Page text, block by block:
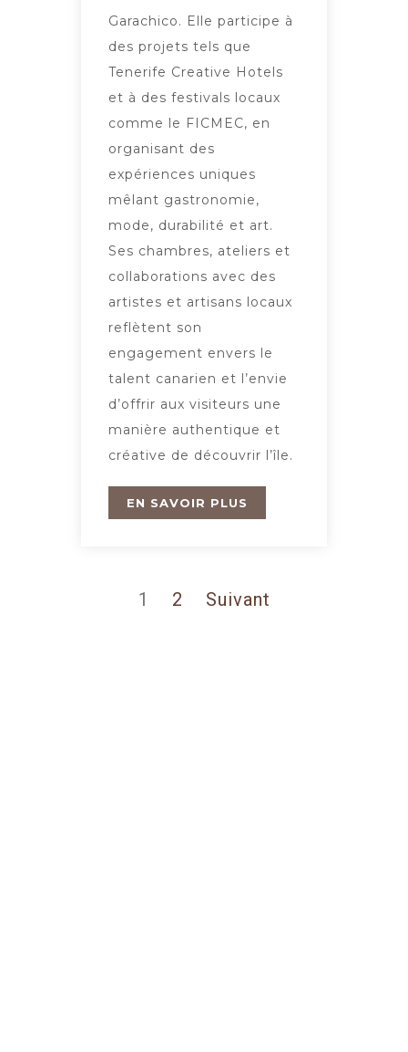
Garachico. Elle participe à
des projets tels que
Tenerife Creative Hotels
et à des festivals locaux
comme le FICMEC, en
organisant des
expériences uniques
mêlant gastronomie,
mode, durabilité et art.
Ses chambres, ateliers et
collaborations avec des
artistes et artisans locaux
reflètent son
engagement envers le
talent canarien et l’envie
d’offrir aux visiteurs une
manière authentique et
créative de découvrir l’île.
EN SAVOIR PLUS
1 2 Suivant